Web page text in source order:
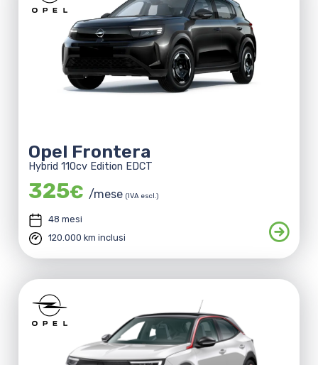
Opel Frontera
Hybrid 110cv Edition EDCT
325€ /mese (IVA escl.)
48 mesi
120.000 km inclusi